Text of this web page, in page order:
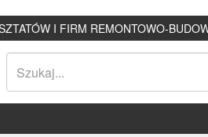
I FIRM REMONTOWO-